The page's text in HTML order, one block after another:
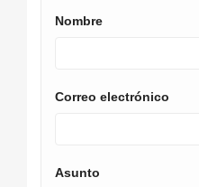
Nombre
Correo electrónico
Asunto